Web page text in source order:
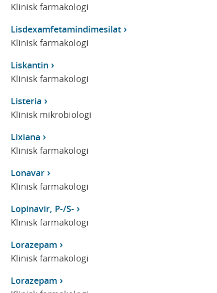
Klinisk farmakologi
Lisdexamfetamindimesilat
Klinisk farmakologi
Liskantin
Klinisk farmakologi
Listeria
Klinisk mikrobiologi
Lixiana
Klinisk farmakologi
Lonavar
Klinisk farmakologi
Lopinavir, P-/S-
Klinisk farmakologi
Lorazepam
Klinisk farmakologi
Lorazepam